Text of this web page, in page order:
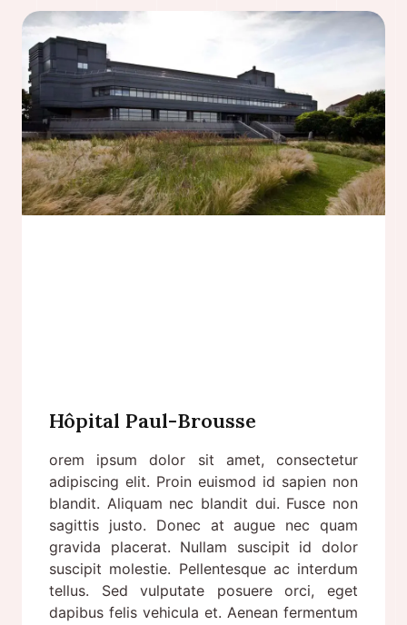
Hôpital Paul-Brousse
orem ipsum dolor sit amet, consectetur
adipiscing elit. Proin euismod id sapien non
blandit. Aliquam nec blandit dui. Fusce non
sagittis justo. Donec at augue nec quam
gravida placerat. Nullam suscipit id dolor
suscipit molestie. Pellentesque ac interdum
tellus. Sed vulputate posuere orci, eget
dapibus felis vehicula et. Aenean fermentum